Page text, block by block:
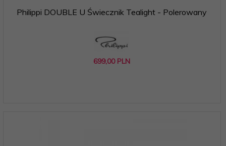
Philippi DOUBLE U Świecznik Tealight - Polerowany
699,00 PLN